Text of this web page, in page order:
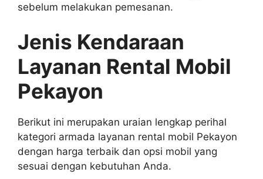
sebelum melakukan pemesanan.
Jenis Kendaraan
Layanan Rental Mobil
Pekayon
Berikut ini merupakan uraian lengkap perihal
kategori armada layanan rental mobil Pekayon
dengan harga terbaik dan opsi mobil yang
sesuai dengan kebutuhan Anda.